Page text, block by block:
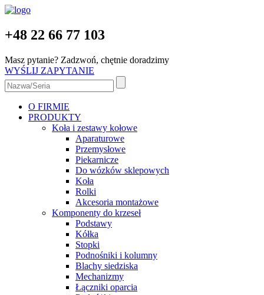
+48 22 66 77 103
Masz pytanie? Zadzwoń, chętnie doradzimy
WYŚLIJ ZAPYTANIE
O FIRMIE
PRODUKTY
Koła i zestawy kołowe
Aparaturowe
Przemysłowe
Piekarnicze
Do wózków sklepowych
Koła
Rolki
Akcesoria montażowe
Komponenty do krzeseł
Podstawy
Kółka
Stopki
Podnośniki i kolumny
Blachy siedziska
Mechanizmy
Łączniki oparcia